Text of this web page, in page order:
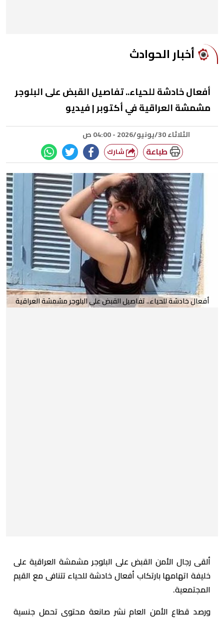
أخبار الحوادث
أفعال خادشة للحياء.. تفاصيل القبض على البلوجر
مشمشة العراقية في أكتوبر | فيديو
الثلاثاء 30/يونيو/2026 - 04:00 ص
طباعة
أفعال خادشة للحياء.. تفاصيل القبض على البلوجر مشمشة العراقية
ألقى رجال الأمن القبض على البلوجر مشمشة العراقية على
خليفة اتهامها بارتكاب أفعال خادشة للحياء تتنافى مع القيم
المجتمعية.
ورصد قطاع الأمن العام نشر صانعة محتوى تحمل جنسية